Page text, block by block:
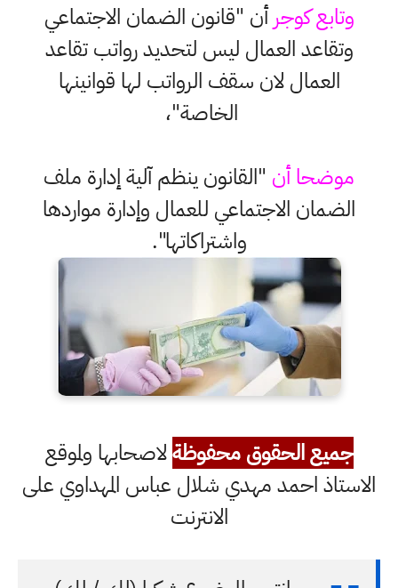
وتابع كوجر أن "قانون الضمان الاجتماعي
وتقاعد العمال ليس لتحديد رواتب تقاعد
العمال لان سقف الرواتب لها قوانينها
الخاصة"،
موضحا أن "القانون ينظم آلية إدارة ملف
الضمان الاجتماعي للعمال وإدارة مواردها
واشتراكاتها".
جميع الحقوق محفوظةلاصحابها ولموقع
الاستاذ احمد مهدي شلال عباس المهداوي على
الانترنت